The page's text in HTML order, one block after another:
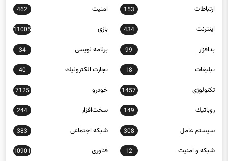
ارتباطات 153 امنيت 462
اينترنت 434 بازی 11005
بدافزار 99 برنامه نويسی 34
تبلیغات 18 تجارت الكترونيك 40
تکنولوژی 1457 خودرو 7125
روباتيك 149 سخت‌افزار 244
سيستم عامل 308 شبكه اجتماعی 383
شبكه و امنيت 12 فناوری 10901